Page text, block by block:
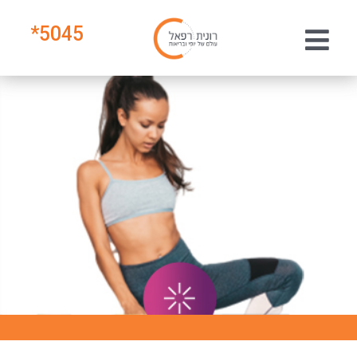
5045
*